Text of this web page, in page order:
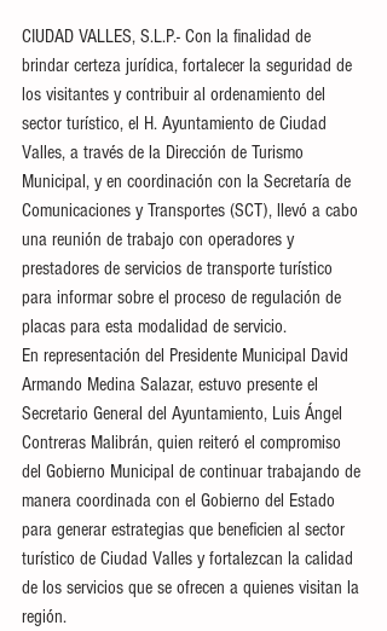
CIUDAD VALLES, S.L.P.- Con la finalidad de
brindar certeza jurídica, fortalecer la seguridad de
los visitantes y contribuir al ordenamiento del
sector turístico, el H. Ayuntamiento de Ciudad
Valles, a través de la Dirección de Turismo
Municipal, y en coordinación con la Secretaría de
Comunicaciones y Transportes (SCT), llevó a cabo
una reunión de trabajo con operadores y
prestadores de servicios de transporte turístico
para informar sobre el proceso de regulación de
placas para esta modalidad de servicio.
En representación del Presidente Municipal David
Armando Medina Salazar, estuvo presente el
Secretario General del Ayuntamiento, Luis Ángel
Contreras Malibrán, quien reiteró el compromiso
del Gobierno Municipal de continuar trabajando de
manera coordinada con el Gobierno del Estado
para generar estrategias que beneficien al sector
turístico de Ciudad Valles y fortalezcan la calidad
de los servicios que se ofrecen a quienes visitan la
región.